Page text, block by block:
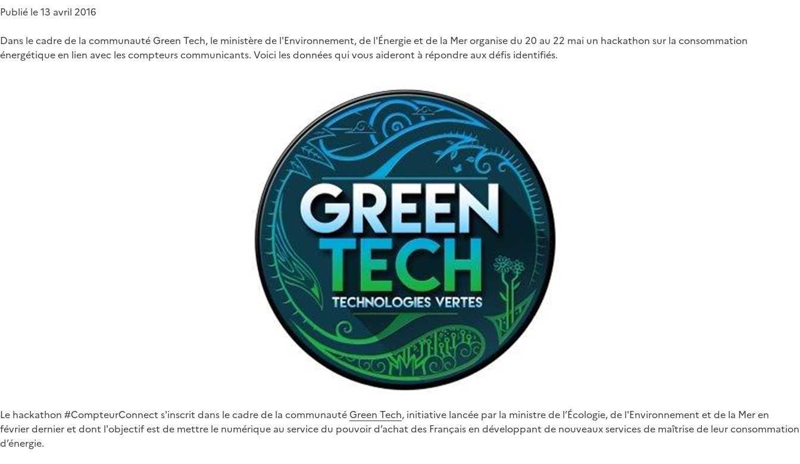
Publié le 13 avril 2016
Dans le cadre de la communauté Green Tech, le ministère de l'Environnement, de l'Énergie et de la Mer organise du 20 au 22 mai un hackathon sur la consommation
énergétique en lien avec les compteurs communicants. Voici les données qui vous aideront à répondre aux défis identifiés.
Le hackathon #CompteurConnect s'inscrit dans le cadre de la communautéGreen Tech, initiative lancée par la ministre de l’Écologie, de l'Environnement et de la Mer en
février dernier et dont l'objectif est de mettre le numérique au service du pouvoir d’achat des Français en développant de nouveaux services de maîtrise de leur consommation
d’énergie.